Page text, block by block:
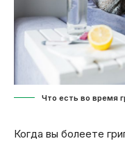
Что есть во время
Когда вы болеете